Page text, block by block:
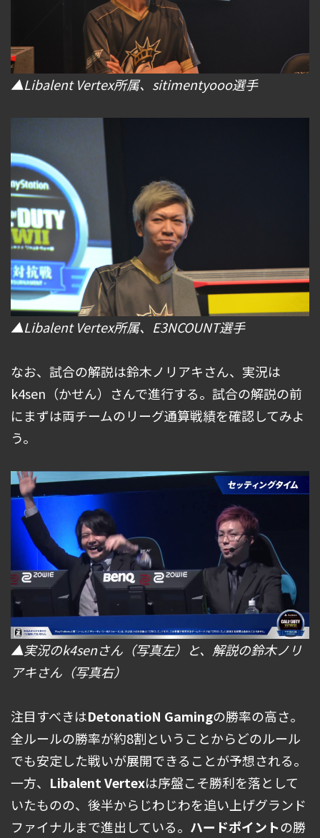
▲Libalent Vertex所属、sitimentyooo選手
▲Libalent Vertex所属、E3NCOUNT選手
なお、試合の解説は鈴木ノリアキさん、実況は
k4sen（かせん）さんで進行する。試合の解説の前
にまずは両チームのリーグ通算戦績を確認してみよ
う。
▲実況のk4senさん（写真左）と、解説の鈴木ノリ
アキさん（写真右）
注目すべきはDetonatioN Gamingの勝率の高さ。
全ルールの勝率が約8割ということからどのルール
でも安定した戦いが展開できることが予想される。
一方、 Libalent Vertexは序盤こそ勝利を落として
いたものの、後半からじわじわを追い上げグランド
ファイナルまで進出している。 ハードポイントの勝